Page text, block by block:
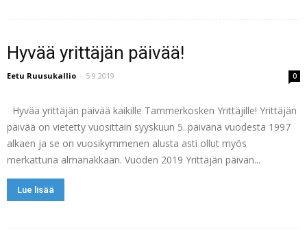
Hyvää yrittäjän päivää!
Eetu Ruusukallio - 5.9.2019 0
Hyvää yrittäjän päivää kaikille Tammerkosken Yrittäjille! Yrittäjän
päivää on vietetty vuosittain syyskuun 5. päivänä vuodesta 1997
alkaen ja se on vuosikymmenen alusta asti ollut myös
merkattuna almanakkaan. Vuoden 2019 Yrittäjän päivän...
Lue lisää